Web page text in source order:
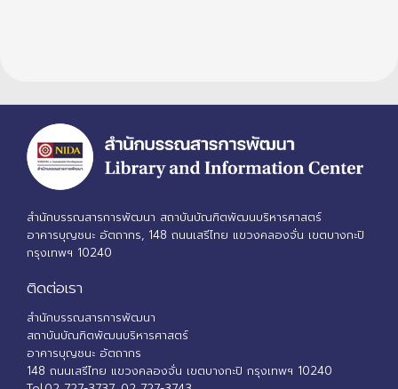
สำนักบรรณสารการพัฒนา สถาบันบัณฑิตพัฒนบริหารศาสตร์
อาคารบุญชนะ อัตถากร, 148 ถนนเสรีไทย แขวงคลองจั่น เขตบางกะปิ
กรุงเทพฯ 10240
ติดต่อเรา
สำนักบรรณสารการพัฒนา
สถาบันบัณฑิตพัฒนบริหารศาสตร์
อาคารบุญชนะ อัตถากร
148 ถนนเสรีไทย แขวงคลองจั่น เขตบางกะปิ กรุงเทพฯ 10240